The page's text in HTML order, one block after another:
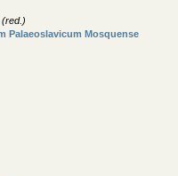
(red.)
Palaeoslavicum Mosquense